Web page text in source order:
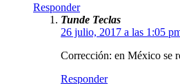
Responder
Tunde Teclas
26 julio, 2017 a las 1:05
Corrección: en México se
Responder